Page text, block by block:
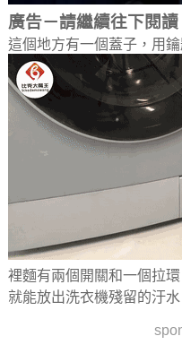
廣告－請繼續往下閱讀
這個地方有一個蓋子，用鑰
裡麵有兩個開關和一個拉
就能放出洗衣機殘留的汙水